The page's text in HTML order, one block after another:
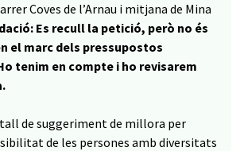
Coves de l’Arnau i mitjana de Mina
Es recull la petició, però no és
el marc dels pressupostos
tenim en compte i ho revisarem
de suggeriment de millora per
de les persones amb diversitats